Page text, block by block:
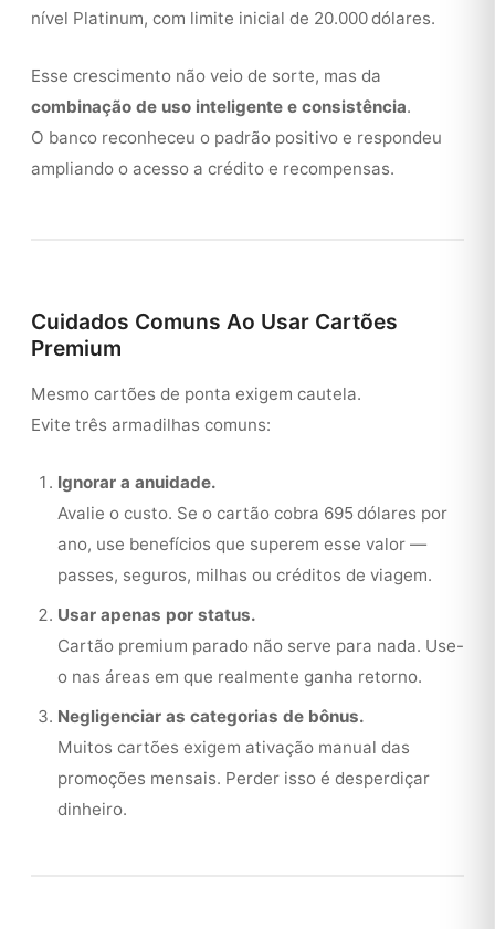
nível Platinum, com limite inicial de 20.000 dólares.
Esse crescimento não veio de sorte, mas da
combinação de uso inteligente e consistência.
O banco reconheceu o padrão positivo e respondeu
ampliando o acesso a crédito e recompensas.
Cuidados Comuns Ao Usar Cartões
Premium
Mesmo cartões de ponta exigem cautela.
Evite três armadilhas comuns:
Ignorar a anuidade.
Avalie o custo. Se o cartão cobra 695 dólares por
ano, use benefícios que superem esse valor —
passes, seguros, milhas ou créditos de viagem.
Usar apenas por status.
Cartão premium parado não serve para nada. Use-
o nas áreas em que realmente ganha retorno.
Negligenciar as categorias de bônus.
Muitos cartões exigem ativação manual das
promoções mensais. Perder isso é desperdiçar
dinheiro.